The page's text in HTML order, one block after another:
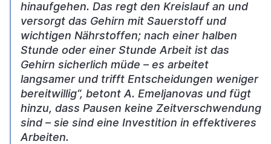
hinaufgehen. Das regt den Kreislauf an und
versorgt das Gehirn mit Sauerstoff und
wichtigen Nährstoffen; nach einer halben
Stunde oder einer Stunde Arbeit ist das
Gehirn sicherlich müde – es arbeitet
langsamer und trifft Entscheidungen weniger
bereitwillig“, betont A. Emeljanovas und fügt
hinzu, dass Pausen keine Zeitverschwendung
sind – sie sind eine Investition in effektiveres
Arbeiten.